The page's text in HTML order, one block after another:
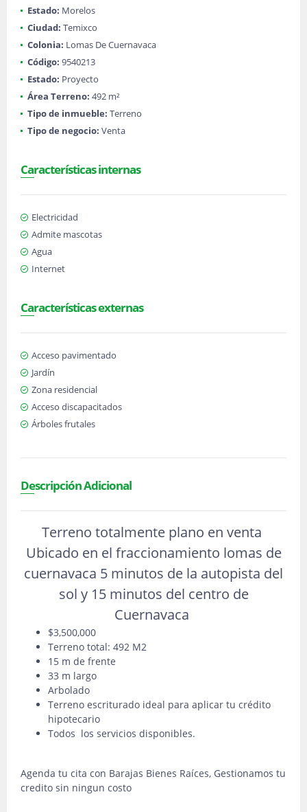
Estado: Morelos
Ciudad: Temixco
Colonia: Lomas De Cuernavaca
Código: 9540213
Estado: Proyecto
Área Terreno: 492 m²
Tipo de inmueble: Terreno
Tipo de negocio: Venta
Características internas
Electricidad
Admite mascotas
Agua
Internet
Características externas
Acceso pavimentado
Jardín
Zona residencial
Acceso discapacitados
Árboles frutales
Descripción Adicional
Terreno totalmente plano en venta
Ubicado en el fraccionamiento lomas de
cuernavaca 5 minutos de la autopista del
sol y 15 minutos del centro de
Cuernavaca
$3,500,000
Terreno total: 492 M2
15 m de frente
33 m largo
Arbolado
Terreno escriturado ideal para aplicar tu crédito
hipotecario
Todos los servicios disponibles.
Agenda tu cita con Barajas Bienes Raíces, Gestionamos tu
credito sin ningun costo